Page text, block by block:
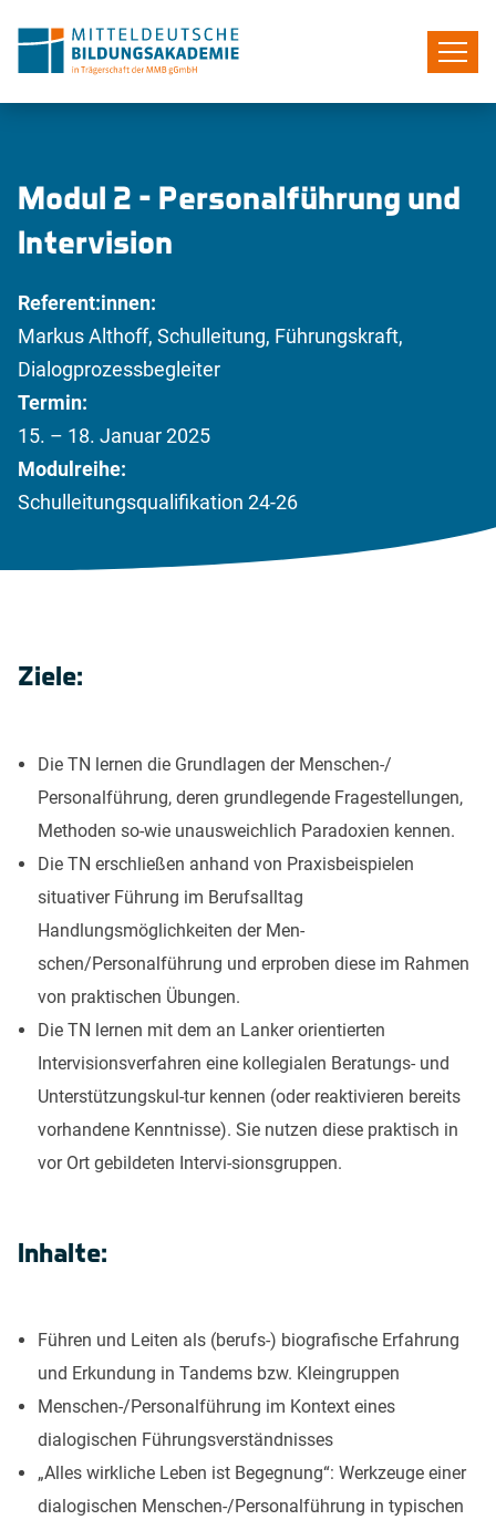
Modul 2 – Personalführung und
Intervision
Referent:innen:
Markus Althoff, Schulleitung, Führungskraft,
Dialogprozessbegleiter
Termin:
15. – 18. Januar 2025
Modulreihe:
Schulleitungsqualifikation 24-26
Ziele:
Die TN lernen die Grundlagen der Menschen-/
Personalführung, deren grundlegende Fragestellungen,
Methoden so-wie unausweichlich Paradoxien kennen.
Die TN erschließen anhand von Praxisbeispielen
situativer Führung im Berufsalltag
Handlungsmöglichkeiten der Men-
schen/Personalführung und erproben diese im Rahmen
von praktischen Übungen.
Die TN lernen mit dem an Lanker orientierten
Intervisionsverfahren eine kollegialen Beratungs- und
Unterstützungskul-tur kennen (oder reaktivieren bereits
vorhandene Kenntnisse). Sie nutzen diese praktisch in
vor Ort gebildeten Intervi-sionsgruppen.
Inhalte:
Führen und Leiten als (berufs-) biografische Erfahrung
und Erkundung in Tandems bzw. Kleingruppen
Menschen-/Personalführung im Kontext eines
dialogischen Führungsverständnisses
„Alles wirkliche Leben ist Begegnung“: Werkzeuge einer
dialogischen Menschen-/Personalführung in typischen